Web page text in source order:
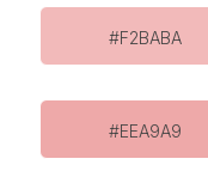
#F2BABA
#EEA9A9